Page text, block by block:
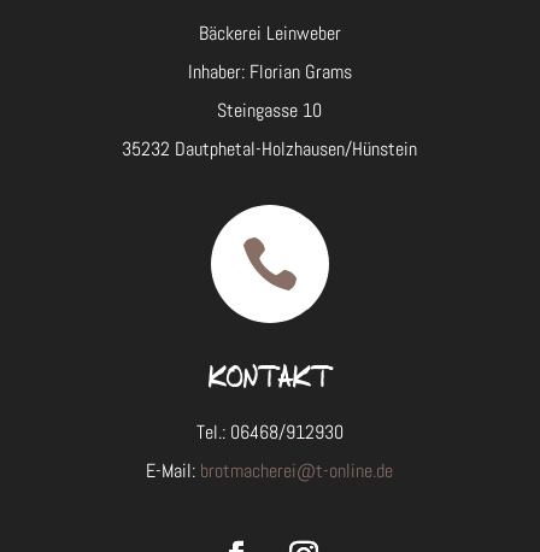
Bäckerei Leinweber
Inhaber: Florian Grams
Steingasse 10
35232 Dautphetal-Holzhausen/Hünstein

KONTAKT
Tel.: 06468/912930
E-Mail: brotmacherei@t-online.de